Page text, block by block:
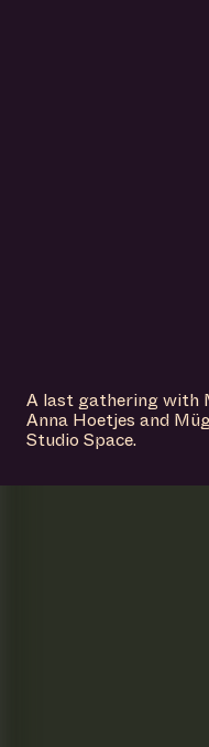
A last gathering with
Anna Hoetjes and
Studio Space.